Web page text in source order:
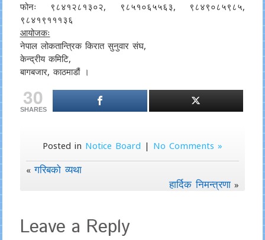
फोनः ९८४१२८१३०२, ९८५१०६५५६३, ९८४९०८५९८५,
९८४१९१११३६
आयोजकः
नेपाल लोकतान्त्रिक किरात सुनुवार संघ,
केन्द्रीय कमिटि,
बागबजार, काठमाडौं ।
30
SHARES
Posted in Notice Board | No Comments »
«गरिबको व्यथा
हार्दिक निमन्त्रणा »
Leave a Reply